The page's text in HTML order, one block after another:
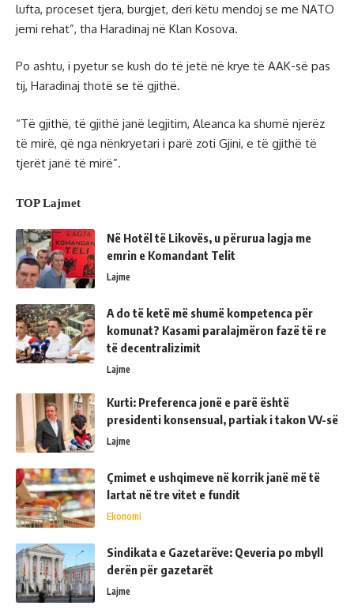
lufta, proceset tjera, burgjet, deri këtu mendoj se me NATO
jemi rehat”, tha Haradinaj në Klan Kosova.
Po ashtu, i pyetur se kush do të jetë në krye të AAK-së pas
tij, Haradinaj thotë se të gjithë.
“Të gjithë, të gjithë janë legjitim, Aleanca ka shumë njerëz
të mirë, që nga nënkryetari i parë zoti Gjini, e të gjithë të
tjerët janë të mirë”.
TOP Lajmet
Në Hotël të Likovës, u përurua lagja me
emrin e Komandant Telit
Lajme
A do të ketë më shumë kompetenca për
komunat? Kasami paralajmëron fazë të re
të decentralizimit
Lajme
Kurti: Preferenca jonë e parë është
presidenti konsensual, partiak i takon VV-së
Lajme
Çmimet e ushqimeve në korrik janë më të
lartat në tre vitet e fundit
Ekonomi
Sindikata e Gazetarëve: Qeveria po mbyll
derën për gazetarët
Lajme